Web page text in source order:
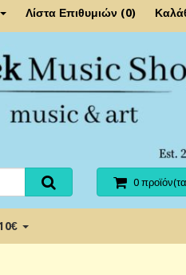
Λίστα Επιθυμιών (0)
0